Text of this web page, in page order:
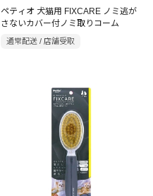
ペティオ 犬猫用 FIXCARE ノミ逃が
さないカバー付ノミ取りコーム
通常配送 / 店舗受取